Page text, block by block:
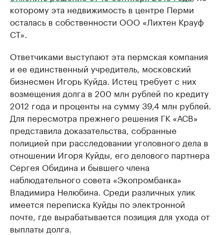
которому эта недвижимость в центре Перми
осталась в собственности ООО «Лихтен Крауф
СТ».
Ответчиками выступают эта пермская компания
и ее единственный учредитель, московский
бизнесмен Игорь Куйда. Истец требует с них
возмещения долга в 200 млн рублей по кредиту
2012 года и проценты на сумму 39,4 млн рублей.
Для пересмотра прежнего решения ГК «АСВ»
представила доказательства, собранные
полицией при расследовании уголовного дела в
отношении Игоря Куйды, его делового партнера
Сергея Обидина и бывшего члена
наблюдательного совета «Экопромбанка»
Владимира Нелюбина. Среди различных улик
имеется переписка Куйды по электронной
почте, где вырабатывается позиция для ухода от
выплаты долга.